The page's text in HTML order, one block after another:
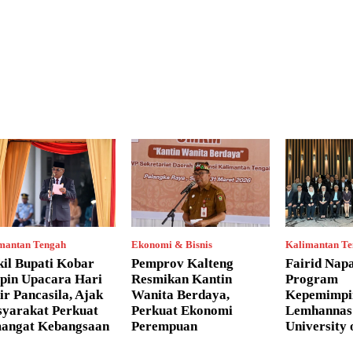
Tengah
Bupati Kobar
Upacara Hari
Pancasila, Ajak
Perkuat
Kebangsaan
Ekonomi & Bisnis
Pemprov Kalteng
Resmikan Kantin
Wanita Berdaya,
Perkuat Ekonomi
Perempuan
Kalimantan
Fairid
Program
University